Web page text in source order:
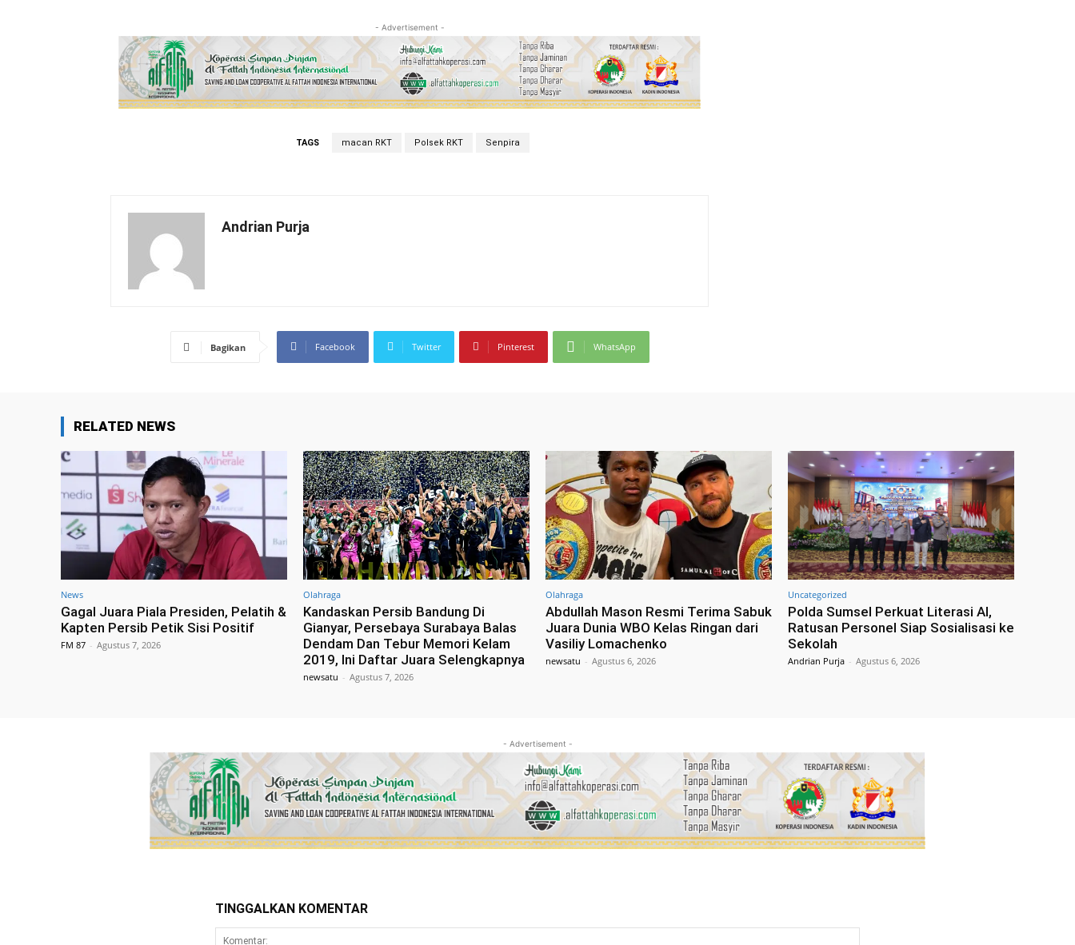
- Advertisement -
TAGS macan RKT Polsek RKT Senpira
Andrian Purja
Bagikan Facebook Twitter Pinterest WhatsApp
RELATED NEWS
News
Gagal Juara Piala Presiden, Pelatih &
Kapten Persib Petik Sisi Positif
FM 87 - Agustus 7, 2026
Olahraga
Kandaskan Persib Bandung Di
Gianyar, Persebaya Surabaya Balas
Dendam Dan Tebur Memori Kelam
2019, Ini Daftar Juara Selengkapnya
newsatu - Agustus 7, 2026
Olahraga
Abdullah Mason Resmi Terima Sabuk
Juara Dunia WBO Kelas Ringan dari
Vasiliy Lomachenko
newsatu - Agustus 6, 2026
Uncategorized
Polda Sumsel Perkuat Literasi AI,
Ratusan Personel Siap Sosialisasi ke
Sekolah
Andrian Purja - Agustus 6, 2026
- Advertisement -
TINGGALKAN KOMENTAR